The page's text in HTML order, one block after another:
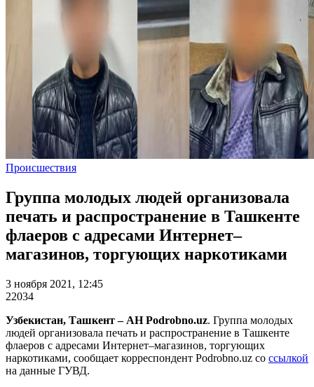
Происшествия
Группа молодых людей организовала
печать и распространение в Ташкенте
флаеров с адресами Интернет–
магазинов, торгующих наркотиками
3 ноября 2021, 12:45
22034
Узбекистан, Ташкент – АН Podrobno.uz. Группа молодых
людей организовала печать и распространение в Ташкенте
флаеров с адресами Интернет–магазинов, торгующих
наркотиками, сообщает корреспондент Podrobno.uz со ссылкой
на данные ГУВД.